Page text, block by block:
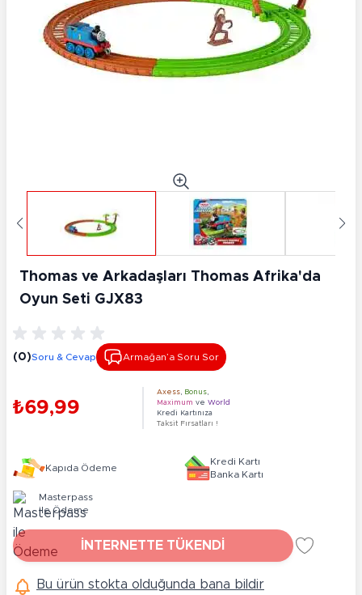
Thomas ve Arkadaşları Thomas Afrika'da
Oyun Seti GJX83
(0)Soru & Cevap Armağan’a Soru Sor
₺69,99
Axess Bonus
Maximum ve World
Kredi Kartınıza
Taksit Fırsatları !
Kapıda Ödeme
Kredi Kartı
Banka Kartı
Masterpass
ile Ödeme
İNTERNETTE TÜKENDİ
Bu ürün stokta olduğunda bana bildir